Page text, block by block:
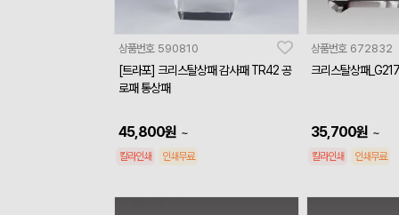
상품번호 590810
[트라포] 크리스탈상패 감사패 TR42 공
로패 통상패
45,800원 ~
칼라인쇄 인쇄무료
상품번호 672832
크리스탈상패
35,700원 ~
칼라인쇄 인쇄무료